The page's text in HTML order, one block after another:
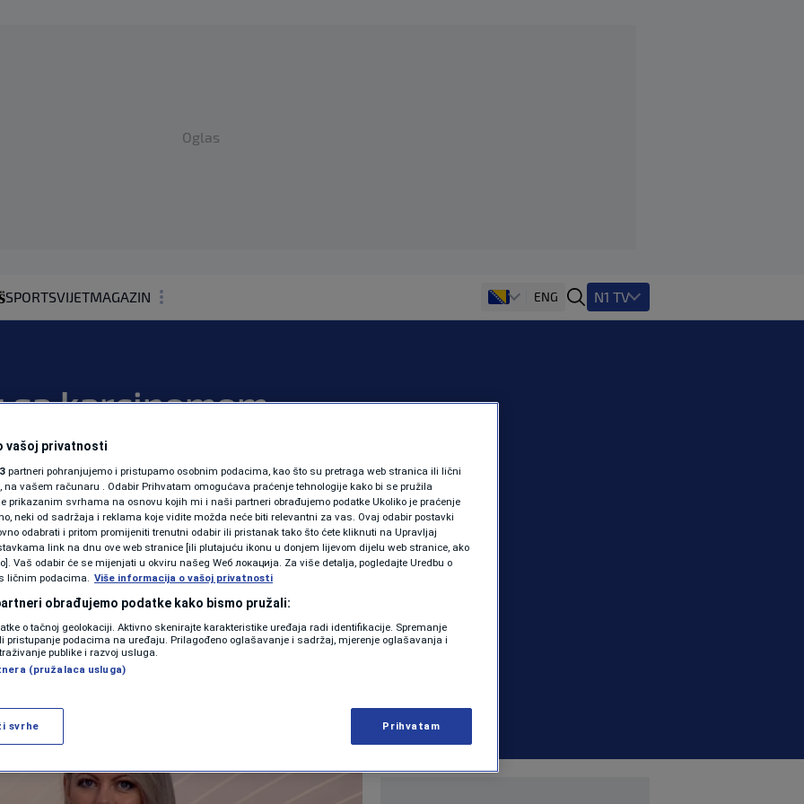
Oglas
SPORTSVIJETMAGAZIN
KOLUMNE
PODCAST
N1 SPECIJAL
FENOMENI
NEISTRAŽENO
VIRALNO
ENG N1 TV
sa karcinomom:
treba
na liječenje
KM
2026. 10:41 | ZDRAVLJE | 0 komentara
Više
vašoj privatnosti
partneri pohranjujemo i pristupamo osobnim podacima, kao što su pretraga web stranica ili lični
na vašem računaru . Odabir Prihvatam omogućava praćenje tehnologije kako bi se pružila
prikazanim svrhama na osnovu kojih mi i naši partneri obrađujemo podatke Ukoliko je praćenje
neki od sadržaja i reklama koje vidite možda neće biti relevantni za vas. Ovaj odabir postavki
odabrati i pritom promijeniti trenutni odabir ili pristanak tako što ćete kliknuti na Upravljaj
link na dnu ove web stranice [ili plutajuću ikonu u donjem lijevom dijelu web stranice, ako
Vaš odabir će se mijenjati u okviru našeg Wеб локација. Za više detalja, pogledajte Uredbu o
ličnim podacima. Više informacija o vašoj privatnosti
obrađujemo podatke kako bismo pružali:
o tačnoj geolokaciji. Aktivno skenirajte karakteristike uređaja radi identifikacije. Spremanje
pristupanje podacima na uređaju. Prilagođeno oglašavanje i sadržaj, mjerenje oglašavanja i
publike i razvoj usluga.
(pružalaca usluga)
svrhe Prihvatam